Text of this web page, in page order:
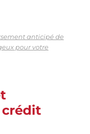
anticipé de
pour votre
crédit